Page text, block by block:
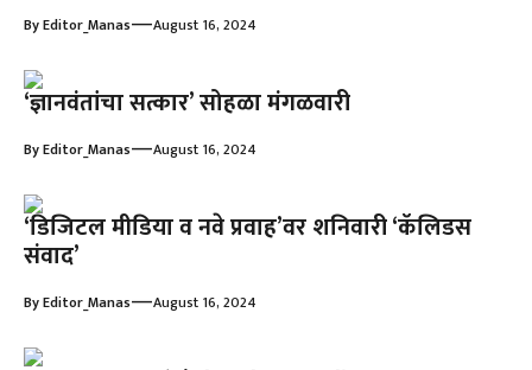
ByEditor_Manas—August 16, 2024
‘ज्ञानवंतांचा सत्कार’ सोहळा मंगळवारी
ByEditor_Manas—August 16, 2024
‘डिजिटल मीडिया व नवे प्रवाह’वर शनिवारी ‘कॅलिडस
संवाद’
ByEditor_Manas—August 16, 2024